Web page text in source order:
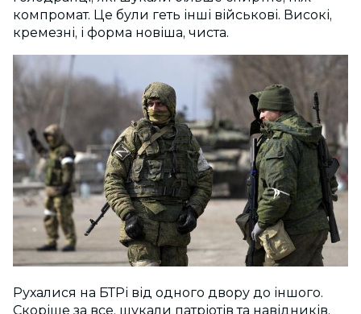
компромат. Це були геть інші військові. Високі,
кремезні, і форма новіша, чиста.
Рухалися на БТРі від одного двору до іншого.
Скоріше за все, шукали патріотів та навідників.